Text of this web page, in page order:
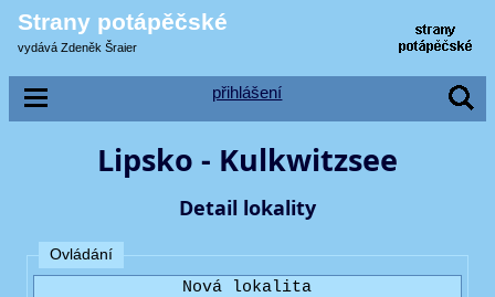
Strany potápěčské
vydává Zdeněk Šraier
přihlášení
Lipsko - Kulkwitzsee
Detail lokality
Ovládání